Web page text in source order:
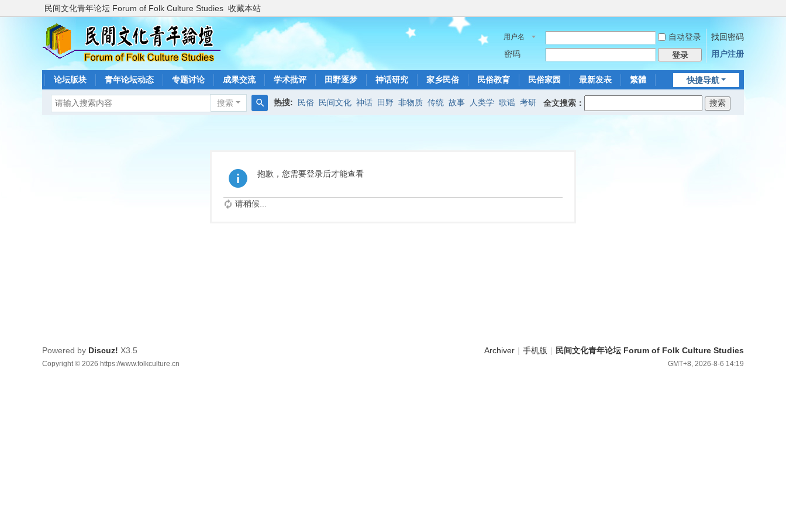
民间文化青年论坛 Forum of Folk Culture Studies 收藏本站
用户名 自动登录
找回密码
密码
登录 用户注册
快捷导航
论坛版块 青年论坛动态 专题讨论 成果交流 学术批评 田野逐梦 神话研究 家乡民俗 民俗教育 民俗家园 最新发表 繁體
搜索 热搜: 民俗 民间文化 神话 田野 非物质 传统 故事 人类学 歌谣 考研 全文搜索：
抱歉，您需要登录后才能查看
请稍候...
Archiver | 手机版 | 民间文化青年论坛 Forum of Folk Culture Studies
GMT+8, 2026-8-6 14:19
Powered by Discuz! X3.5
Copyright © 2026 https://www.folkculture.cn